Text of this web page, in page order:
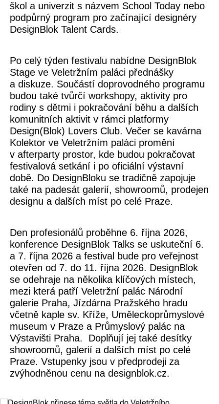
škol a univerzit s názvem School Today nebo
podpůrný program pro začínající designéry
DesignBlok Talent Cards.
Po celý týden festivalu nabídne DesignBlok
Stage ve Veletržním paláci přednášky
a diskuze. Součástí doprovodného programu
budou také tvůrčí workshopy, aktivity pro
rodiny s dětmi i pokračování běhu a dalších
komunitních aktivit v rámci platformy
Design(Blok) Lovers Club. Večer se kavárna
Kolektor ve Veletržním paláci promění
v afterparty prostor, kde budou pokračovat
festivalová setkání i po oficiální výstavní
době. Do DesignBloku se tradičně zapojuje
také na padesát galerií, showroomů, prodejen
designu a dalších míst po celé Praze.
Den profesionálů proběhne 6. října 2026,
konference DesignBlok Talks se uskuteční 6.
a 7. října 2026 a festival bude pro veřejnost
otevřen od 7. do 11. října 2026. DesignBlok
se odehraje na několika klíčových místech,
mezi která patří Veletržní palác Národní
galerie Praha, Jízdárna Pražského hradu
včetně kaple sv. Kříže, Uměleckoprůmyslové
museum v Praze a Průmyslový palác na
Výstavišti Praha. Doplňují jej také desítky
showroomů, galerií a dalších míst po celé
Praze. Vstupenky jsou v předprodeji za
zvýhodněnou cenu na designblok.cz.